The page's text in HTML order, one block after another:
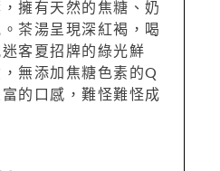
擁有天然的焦糖、奶
茶湯呈現深紅褐，喝
客夏招牌的綠光鮮
無添加焦糖色素的Q
的口感，難怪難怪成